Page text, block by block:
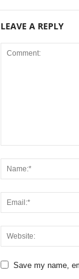
LEAVE A REPLY
Save my name,